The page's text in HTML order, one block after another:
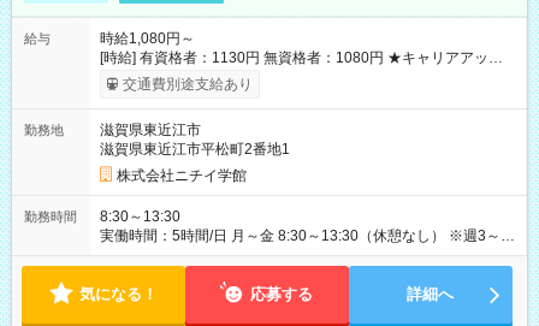
給与
時給1,080円～
[時給] 有資格者：1130円 無資格者：1080円 ★キャリアアップ制
度あり 進級により給与がアップします！ 【試用期間】試用期間
あり 試用期間の長さ：3ヶ月 雇用形態、給与は本採用時と同じ
交通費別途支給あり
勤務地
滋賀県東近江市
滋賀県東近江市平松町2番地1
株式会社ニチイ学館
勤務時間
8:30～13:30
実働時間：5時間/日 月～金 8:30～13:30（休憩なし） ※週3～4
日勤務 ※出勤日数は相談できます
気になる！ 応募する 詳細へ